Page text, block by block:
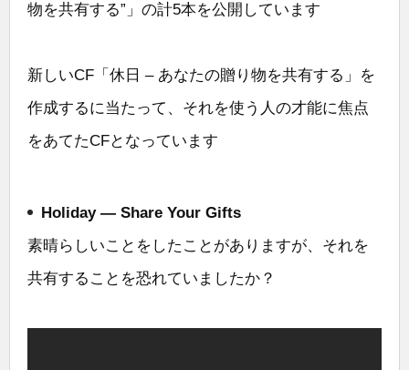
物を共有する”」の計5本を公開しています
新しいCF「休日 – あなたの贈り物を共有する」を
作成するに当たって、それを使う人の才能に焦点
をあてたCFとなっています
Holiday — Share Your Gifts
素晴らしいことをしたことがありますが、それを
共有することを恐れていましたか？